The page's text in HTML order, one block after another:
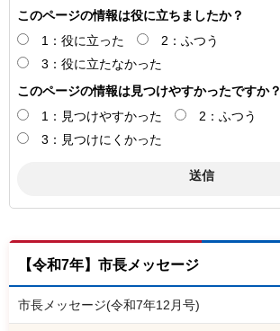
このページの情報は役に立ちましたか？
1：役に立った
2：ふつう
3：役に立たなかった
このページの情報は見つけやすかったですか？
1：見つけやすかった
2：ふつう
3：見つけにくかった
【令和7年】市長メッセージ
市長メッセージ(令和7年12月号)